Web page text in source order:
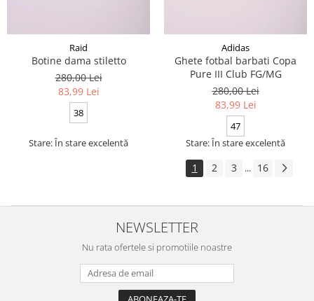
Raid
Botine dama stiletto
280,00 Lei
83,99 Lei
38
Stare: În stare excelentă
Adidas
Ghete fotbal barbati Copa
Pure III Club FG/MG
280,00 Lei
83,99 Lei
47
Stare: În stare excelentă
1 2 3 ... 16
NEWSLETTER
Nu rata ofertele si promotiile noastre